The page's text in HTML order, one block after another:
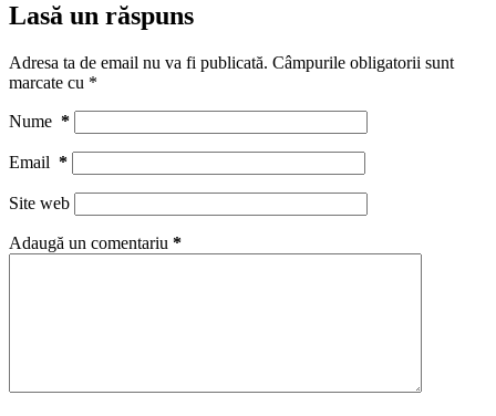
Lasă un răspuns
Adresa ta de email nu va fi publicată. Câmpurile obligatorii sunt
marcate cu *
Nume *
Email *
Site web
Adaugă un comentariu *